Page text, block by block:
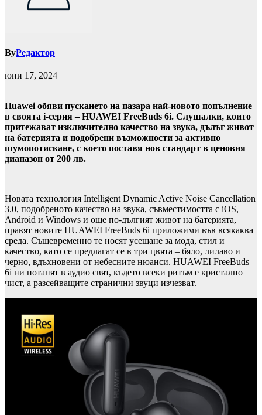
ByРедактор
юни 17, 2024
Huawei обяви пускането на пазара най-новото попълнение
в своята i-серия – HUAWEI FreeBuds 6i. Слушалки, които
притежават изключително качество на звука, дълъг живот
на батерията и подобрени възможности за активно
шумопотискане, с което поставя нов стандарт в ценовия
диапазон от 200 лв.
Новата технология Intelligent Dynamic Active Noise Cancellation
3.0, подобреното качество на звука, съвместимостта с iOS,
Android и Windows и още по-дългият живот на батерията,
правят новите HUAWEI FreeBuds 6i приложими във всякаква
среда. Същевременно те носят усещане за мода, стил и
качество, като се предлагат се в три цвята – бяло, лилаво и
черно, вдъхновени от небесните нюанси. HUAWEI FreeBuds
6i ни потапят в аудио свят, където всеки ритъм е кристално
чист, а разсейващите странични звуци изчезват.